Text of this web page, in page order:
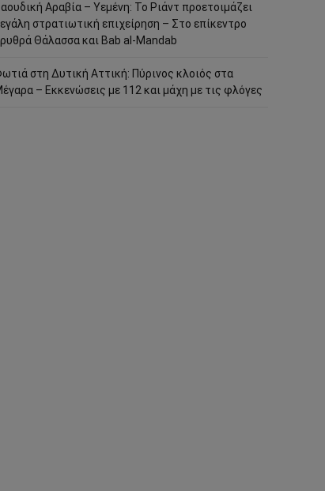
Αραβία – Υεμένη: Το Ριάντ προετοιμάζει
στρατιωτική επιχείρηση – Στο επίκεντρο
Θάλασσα και Bab al-Mandab
στη Δυτική Αττική: Πύρινος κλοιός στα
– Εκκενώσεις με 112 και μάχη με τις φλόγες